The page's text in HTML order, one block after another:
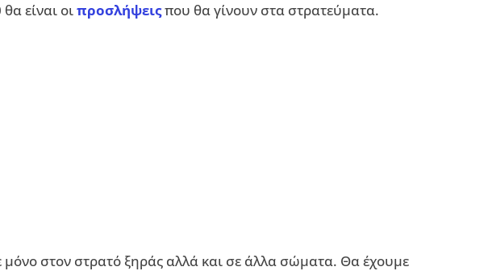
είναι οιπροσλήψειςπου θα γίνουν στα στρατεύματα.
στον στρατό ξηράς αλλά και σε άλλα σώματα. Θα έχουμε